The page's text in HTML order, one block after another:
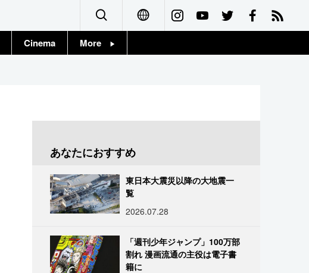
Cinema More
東京
お知らせ
あなたにおすすめ
東日本大震災以降の大地震一
覧
2026.07.28
「週刊少年ジャンプ」100万部
割れ 漫画流通の主役は電子書
籍に